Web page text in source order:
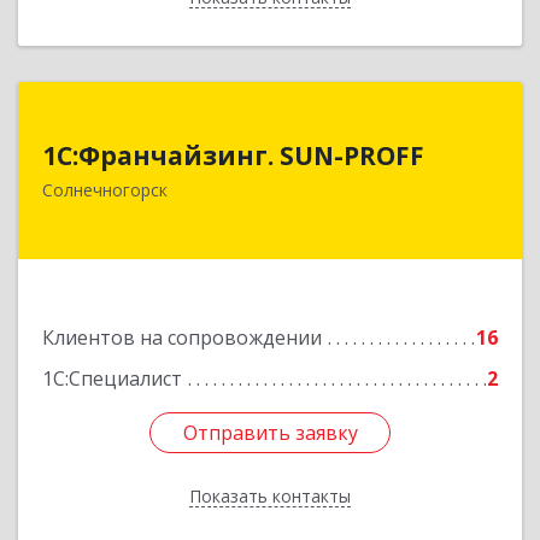
1С:Франчайзинг. SUN-PROFF
Солнечногорск
Клиентов на сопровождении
16
1С:Специалист
2
Отправить заявку
Показать контакты
141503, Московская обл, Солнечногорский р-н,
Солнечногорск г, Тамойкина ул, дом № 2, оф.26
Подробнее
Отправить заявку
Назад